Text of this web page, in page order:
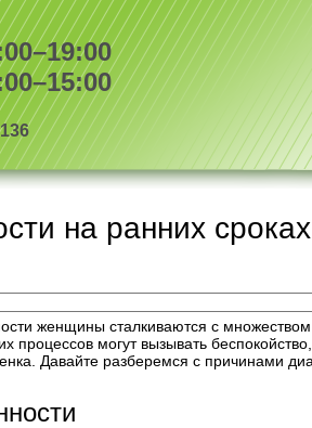
на ранних
женщины сталкиваются с
процессов могут вызывать
Давайте разберемся с причинами